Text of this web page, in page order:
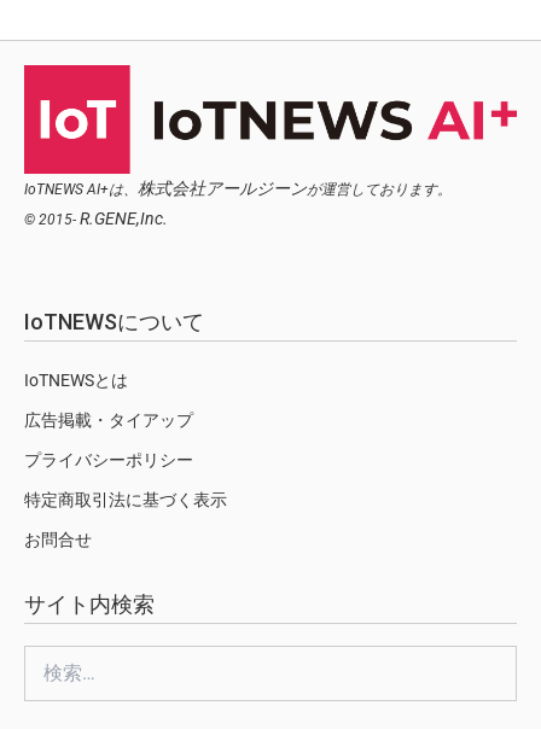
IoTNEWS AI+は、 株式会社アールジーンが運営しております。
© 2015- R.GENE,Inc.
IoTNEWSについて
IoTNEWSとは
広告掲載・タイアップ
プライバシーポリシー
特定商取引法に基づく表示
お問合せ
サイト内検索
索: